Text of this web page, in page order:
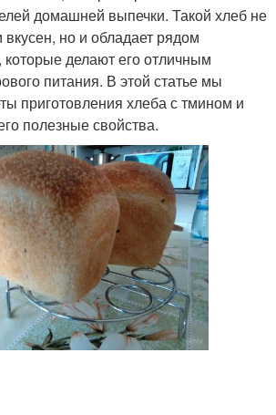
домашней выпечки. Такой хлеб не
но и обладает рядом
которые делают его отличным
питания. В этой статье мы
приготовления хлеба с тмином и
полезные свойства.